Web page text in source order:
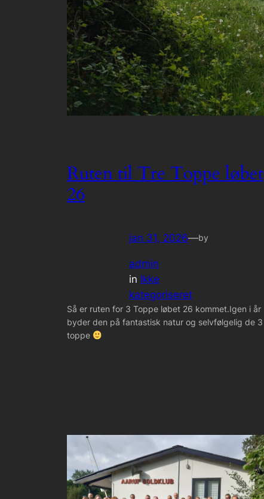
Ruten til Tre Toppe løbet
26
jan 31, 2026—by
admin
in Ikke
kategoriseret
Så er ruten for 3 Toppe løbet 26 kommet.Igen i år
byder den på fantastisk natur og selvfølgelig de 3
toppe